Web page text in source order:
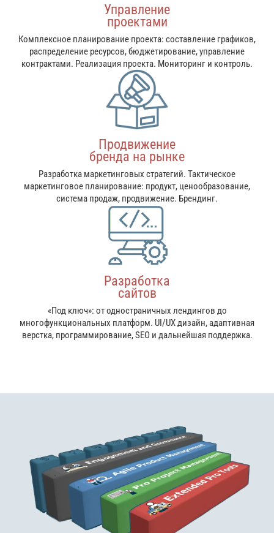
Управление
проектами
Комплексное планирование проекта: составление графиков,
распределение ресурсов, бюджетирование, управление
контрактами. Реализация проекта. Мониторинг и контроль.
Продвижение
бренда на рынке
Разработка маркетинговых стратегий. Тактическое
маркетинговое планирование: продукт, ценообразование,
система продаж, продвижение. Брендинг.
Разработка
сайтов
«Под ключ»: от одностраничных лендингов до
многофункциональных платформ. UI/UX дизайн, адаптивная
верстка, программирование, SEO и дальнейшая поддержка.